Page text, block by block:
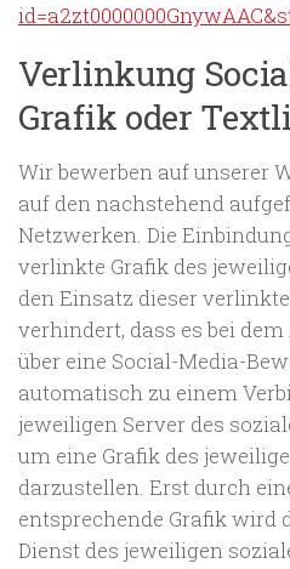
Verlinkung
Grafik oder
Wir bewerben auf unserer
auf den nachstehend
Netzwerken. Die
verlinkte Grafik des
den Einsatz dieser
verhindert, dass es bei
über eine Social-Media-
automatisch zu einem
jeweiligen Server des
um eine Grafik des
darzustellen. Erst durch
entsprechende Grafik wird
Dienst des jeweiligen